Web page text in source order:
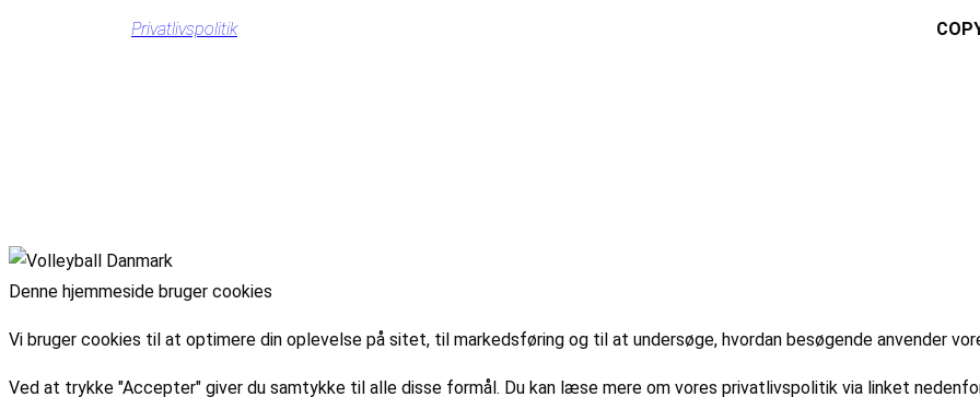
Privatlivspolitik
Denne hjemmeside bruger cookies
Vi bruger cookies til at optimere din oplevelse på sitet, til markedsføring og til at undersøge, hvordan besøgende anvender
Ved at trykke "Accepter" giver du samtykke til alle disse formål. Du kan læse mere om vores privatlivspolitik via linket